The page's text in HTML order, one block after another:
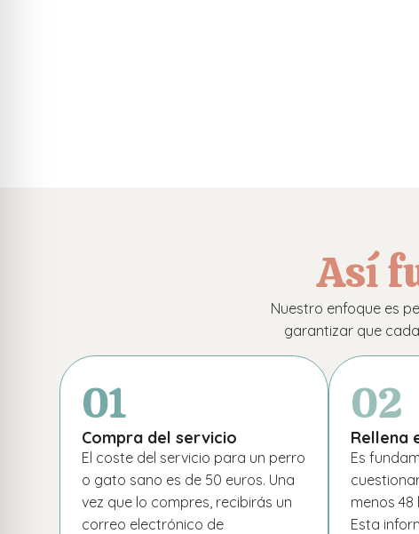
Así
Nuestro enfoque es
garantizar que
01
Compra del servicio
El coste del servicio para un perro
o gato sano es de 50 euros. Una
vez que lo compres, recibirás un
correo electrónico de
02
Rellena
Es
menos
Esta